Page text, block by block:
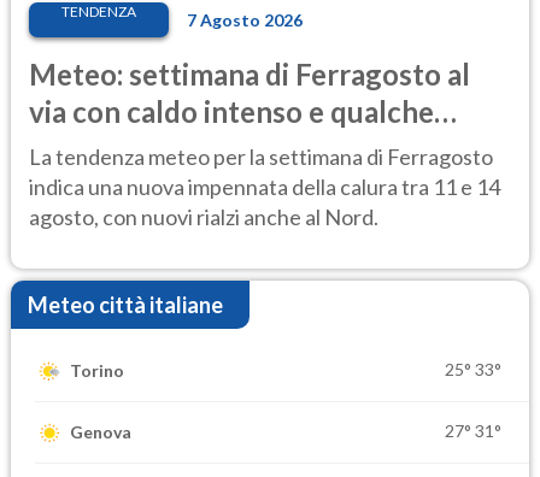
TENDENZA 7 Agosto 2026
Meteo: settimana di Ferragosto al
via con caldo intenso e qualche
temporale
La tendenza meteo per la settimana di Ferragosto
indica una nuova impennata della calura tra 11 e 14
agosto, con nuovi rialzi anche al Nord.
Meteo città italiane
Torino 25° 33°
Genova 27° 31°